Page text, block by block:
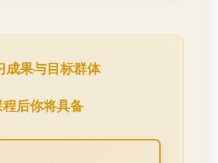
成果与目标群体
后你将具备